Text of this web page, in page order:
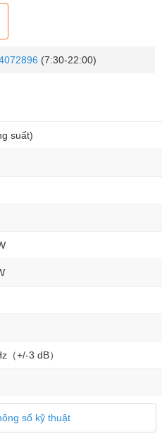
(7:30-22:00)
suất)
（+/-3 dB）
số kỹ thuật